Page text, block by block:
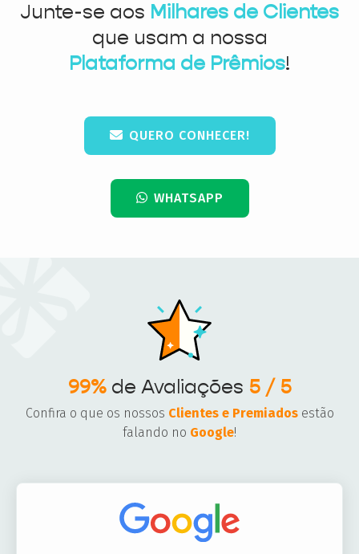
Junte-se aos Milhares de Clientes
que usam a nossa
Plataforma de Prêmios!
QUERO CONHECER!
WHATSAPP
99%de Avaliações 5 / 5
Confira o que os nossos Clientes e Premiadosestão
falando no Google!